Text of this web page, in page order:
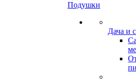
Подушки
Дача и